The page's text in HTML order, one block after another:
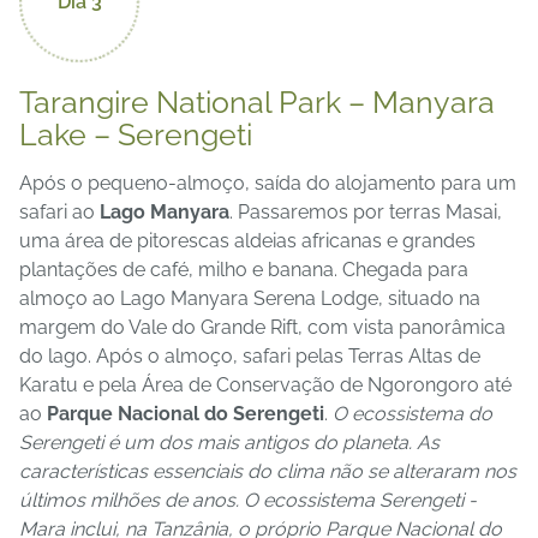
Tarangire National Park – Manyara
Lake – Serengeti
Após o pequeno-almoço, saída do alojamento para um
safari ao Lago Manyara. Passaremos por terras Masai,
uma área de pitorescas aldeias africanas e grandes
plantações de café, milho e banana. Chegada para
almoço ao Lago Manyara Serena Lodge, situado na
margem do Vale do Grande Rift, com vista panorâmica
do lago. Após o almoço, safari pelas Terras Altas de
Karatu e pela Área de Conservação de Ngorongoro até
ao Parque Nacional do Serengeti. O ecossistema do
Serengeti é um dos mais antigos do planeta. As
características essenciais do clima não se alteraram nos
últimos milhões de anos. O ecossistema Serengeti -
Mara inclui, na Tanzânia, o próprio Parque Nacional do